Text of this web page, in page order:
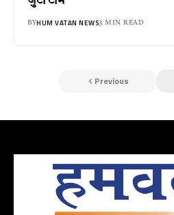
BYHUM VATAN NEWS3 MIN READ
Previous